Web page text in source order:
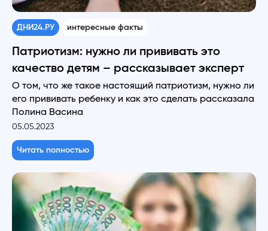
ДНИ24.РУ интересные факты
Патриотизм: нужно ли прививать это
качество детям – рассказывает эксперт
О том, что же такое настоящий патриотизм, нужно ли
его прививать ребенку и как это сделать рассказала
Полина Васина
05.05.2023
Читать полностью